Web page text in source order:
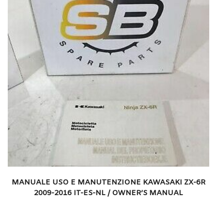
MANUALE USO E MANUTENZIONE KAWASAKI ZX-6R
2009-2016 IT-ES-NL / OWNER’S MANUAL